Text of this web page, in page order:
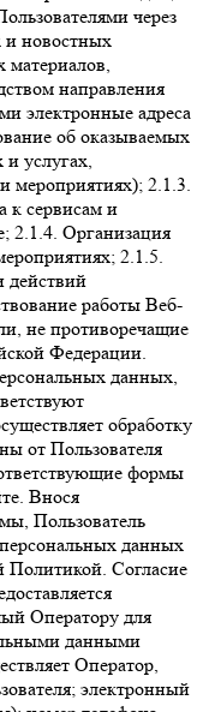
через
и новостных
материалов,
направления
электронные адреса
об оказываемых
услугах,
мероприятиях); 2.1.3.
к сервисам и
2.1.4. Организация
2.1.5.
действий
работы Веб-
не противоречащие
Федерации.
данных,
обработку
от Пользователя
формы
Внося
Пользователь
данных
Политикой. Согласие
Оператору для
данными
Оператор,
электронный